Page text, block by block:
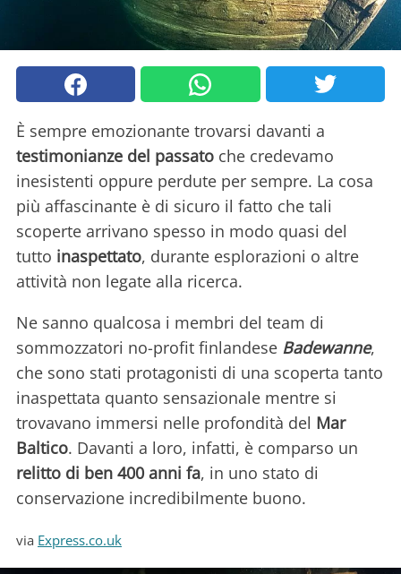
È sempre emozionante trovarsi davanti a
testimonianze del passato che credevamo
inesistenti oppure perdute per sempre. La cosa
più affascinante è di sicuro il fatto che tali
scoperte arrivano spesso in modo quasi del
tutto inaspettato, durante esplorazioni o altre
attività non legate alla ricerca.
Ne sanno qualcosa i membri del team di
sommozzatori no-profit finlandese Badewanne,
che sono stati protagonisti di una scoperta tanto
inaspettata quanto sensazionale mentre si
trovavano immersi nelle profondità del Mar
Baltico. Davanti a loro, infatti, è comparso un
relitto di ben 400 anni fa, in uno stato di
conservazione incredibilmente buono.
via Express.co.uk